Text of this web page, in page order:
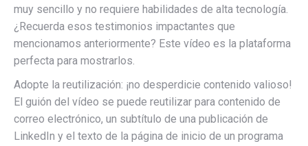
muy sencillo y no requiere habilidades de alta tecnología.
¿Recuerda esos testimonios impactantes que
mencionamos anteriormente? Este vídeo es la plataforma
perfecta para mostrarlos.
Adopte la reutilización: ¡no desperdicie contenido valioso!
El guión del vídeo se puede reutilizar para contenido de
correo electrónico, un subtítulo de una publicación de
LinkedIn y el texto de la página de inicio de un programa